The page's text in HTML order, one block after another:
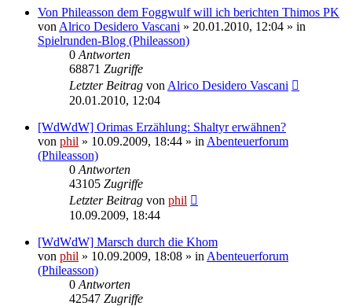
Von Phileasson dem Foggwulf will ich berichten Thimos PK
von Alrico Desidero Vascani » 20.01.2010, 12:04 » in
Spielrunden-Blog (Phileasson)
0 Antworten
68871 Zugriffe
Letzter Beitrag von Alrico Desidero Vascani
20.01.2010, 12:04
[WdWdW] Orimas Erzählung: Shaltyr erwähnen?
von phil » 10.09.2009, 18:44 » in Abenteuerforum
(Phileasson)
0 Antworten
43105 Zugriffe
Letzter Beitrag von phil
10.09.2009, 18:44
[WdWdW] Marsch durch die Khom
von phil » 10.09.2009, 18:08 » in Abenteuerforum
(Phileasson)
0 Antworten
42547 Zugriffe